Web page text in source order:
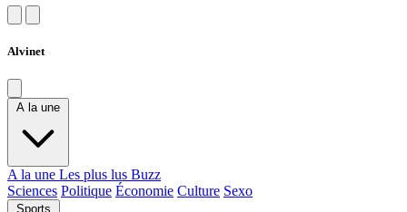
Alvinet
A la une
A la une Les plus lus Buzz
Sciences Politique Économie Culture Sexo
Sports